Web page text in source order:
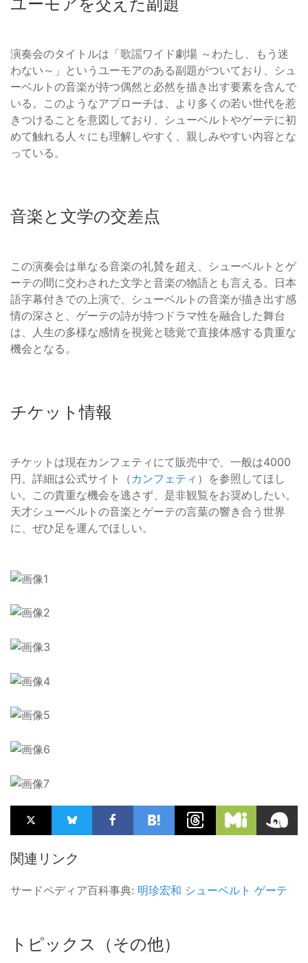
演奏会のタイトルは「歌謡ワイド劇場 ～わたし、もう迷
わない～」というユーモアのある副題がついており、シュ
ーベルトの音楽が持つ偶然と必然を描き出す要素を含んで
いる。このようなアプローチは、より多くの若い世代を惹
きつけることを意図しており、シューベルトやゲーテに初
めて触れる人々にも理解しやすく、親しみやすい内容とな
っている。
音楽と文学の交差点
この演奏会は単なる音楽の礼賛を超え、シューベルトとゲ
ーテの間に交わされた文学と音楽の物語とも言える。日本
語字幕付きでの上演で、シューベルトの音楽が描き出す感
情の深さと、ゲーテの詩が持つドラマ性を融合した舞台
は、人生の多様な感情を視覚と聴覚で直接体感する貴重な
機会となる。
チケット情報
チケットは現在カンフェティにて販売中で、一般は4000
円。詳細は公式サイト（ カンフェティ ）を参照してほし
い。この貴重な機会を逃さず、是非観覧をお奨めしたい。
天才シューベルトの音楽とゲーテの言葉の響き合う世界
に、ぜひ足を運んでほしい。
関連リンク
サードペディア百科事典: 明珍宏和 シューベルト ゲーテ
トピックス（その他）